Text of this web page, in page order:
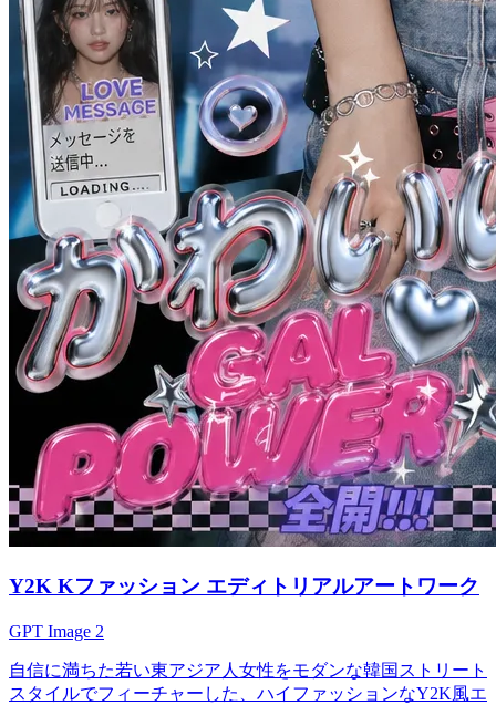
Y2K Kファッション エディトリアルアートワーク
GPT Image 2
自信に満ちた若い東アジア人女性をモダンな韓国ストリート
スタイルでフィーチャーした、ハイファッションなY2K風エ